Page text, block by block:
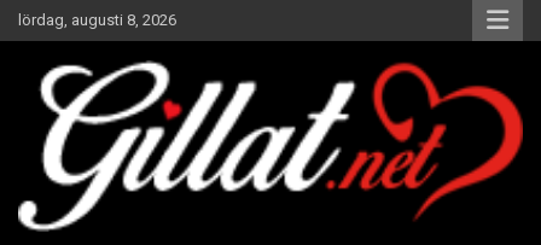
Hoppa
till
innehåll
lördag, augusti 8, 2026